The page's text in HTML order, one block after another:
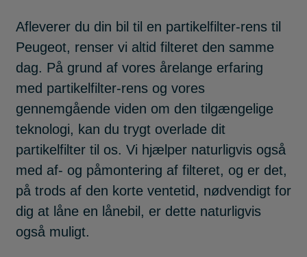
Afleverer du din bil til en partikelfilter-rens til
Peugeot, renser vi altid filteret den samme
dag. På grund af vores årelange erfaring
med partikelfilter-rens og vores
gennemgående viden om den tilgængelige
teknologi, kan du trygt overlade dit
partikelfilter til os. Vi hjælper naturligvis også
med af- og påmontering af filteret, og er det,
på trods af den korte ventetid, nødvendigt for
dig at låne en lånebil, er dette naturligvis
også muligt.